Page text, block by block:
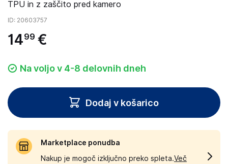
TPU in z zaščito pred kamero
ID: 20603757
1499 €
Na voljo v 4-8 delovnih dneh
Dodaj v košarico
Marketplace ponudba
Nakup je mogoč izključno preko spleta.Več